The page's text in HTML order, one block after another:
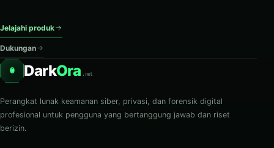
Jelajahi produk
Dukungan
O DarkOra .net
Perangkat lunak keamanan siber, privasi, dan forensik digital
profesional untuk pengguna yang bertanggung jawab dan riset
berizin.